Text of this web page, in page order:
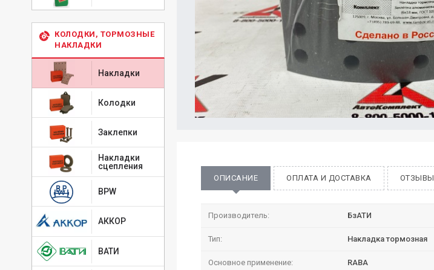
КОЛОДКИ, ТОРМОЗНЫЕ
НАКЛАДКИ
Накладки
Колодки
Заклепки
Накладки
сцепления
BPW
АККОР
ВАТИ
ОПИСАНИЕ ОПЛАТА И ДОСТАВКА ОТЗЫВЫ
Производитель: БзАТИ
Тип: Накладка тормозная
Основное применение: RABA